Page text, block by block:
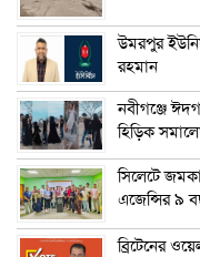
উমরপুর
রহমান
নবীগঞ্জে
হিড়িক
সিলেটে
এজেন্সির ৯
ব্রিটেনের